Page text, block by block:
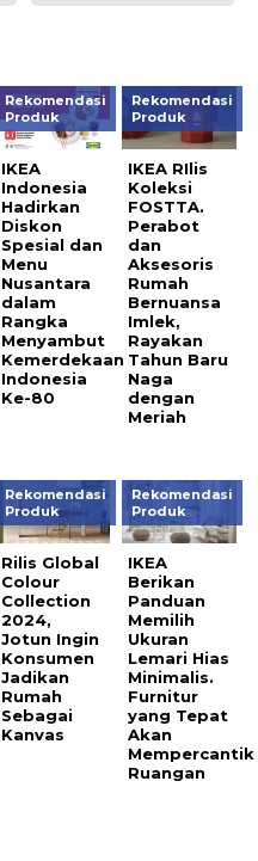
Rekomendasi
Produk
IKEA
Indonesia
Hadirkan
Diskon
Spesial dan
Menu
Nusantara
dalam
Rangka
Menyambut
Kemerdekaan
Indonesia
Ke-80
Rekomendasi
Produk
IKEA RIlis
Koleksi
FOSTTA.
Perabot
dan
Aksesoris
Rumah
Bernuansa
Imlek,
Rayakan
Tahun Baru
Naga
dengan
Meriah
Rekomendasi
Produk
Rilis Global
Colour
Collection
2024,
Jotun Ingin
Konsumen
Jadikan
Rumah
Sebagai
Kanvas
Rekomendasi
Produk
IKEA
Berikan
Panduan
Memilih
Ukuran
Lemari Hias
Minimalis.
Furnitur
yang Tepat
Akan
Mempercantik
Ruangan